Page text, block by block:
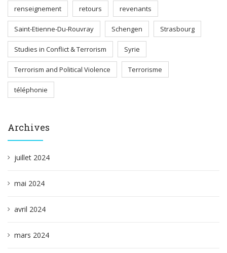
renseignement retours revenants
Saint-Etienne-Du-Rouvray Schengen Strasbourg
Studies in Conflict & Terrorism Syrie
Terrorism and Political Violence Terrorisme
téléphonie
Archives
juillet 2024
mai 2024
avril 2024
mars 2024